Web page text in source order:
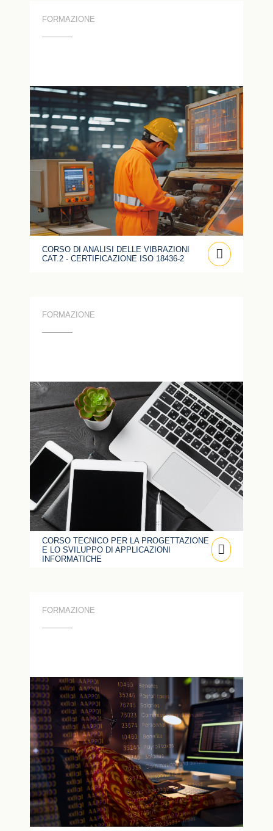
FORMAZIONE
CORSO DI ANALISI DELLE VIBRAZIONI
CAT.2 - CERTIFICAZIONE ISO 18436-2
FORMAZIONE
CORSO TECNICO PER LA PROGETTAZIONE
E LO SVILUPPO DI APPLICAZIONI
INFORMATICHE
FORMAZIONE